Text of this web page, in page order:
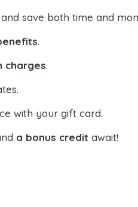
and save both time and
.
charges.
with your gift card.
a bonus credit await!